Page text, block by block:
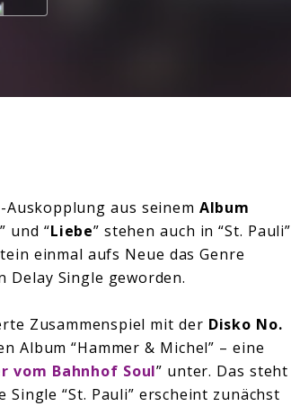
-Auskopplung aus seinem Album
” und “Liebe” stehen auch in “St. Pauli”
einmal aufs Neue das Genre
Delay Single geworden.
Zusammenspiel mit der Disko No.
Album “Hammer & Michel” – eine
vom Bahnhof Soul” unter. Das steht
Single “St. Pauli” erscheint zunächst